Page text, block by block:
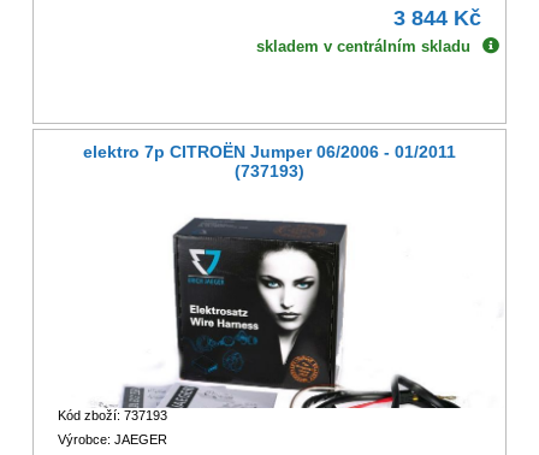
3 844 Kč
skladem v centrálním skladu
elektro 7p CITROËN Jumper 06/2006 - 01/2011
(737193)
Kód zboží: 737193
Výrobce: JAEGER